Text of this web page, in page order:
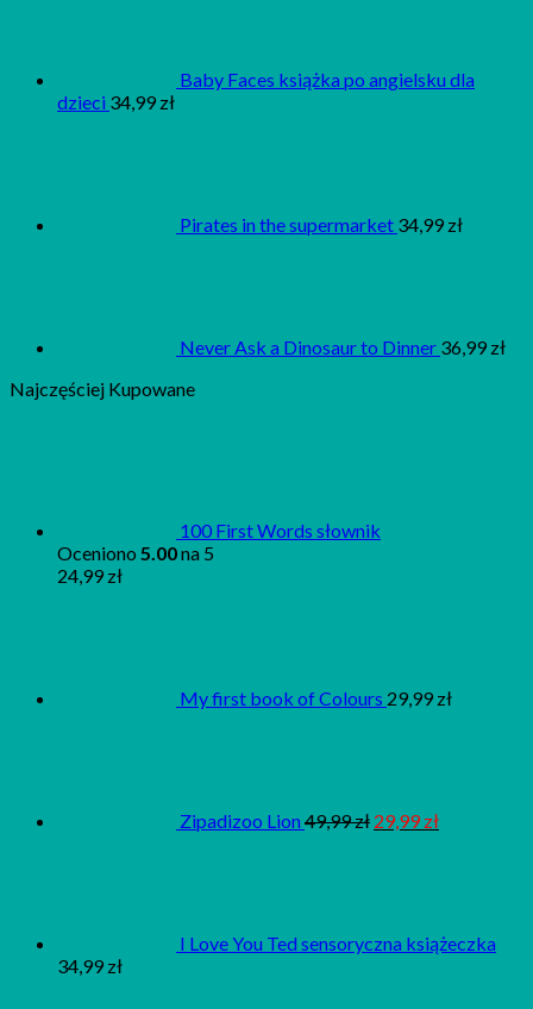
Baby Faces książka po angielsku dla
dzieci 34,99 zł
Pirates in the supermarket 34,99 zł
Never Ask a Dinosaur to Dinner 36,99 zł
Najczęściej Kupowane
100 First Words słownik
Oceniono 5.00na 5
24,99 zł
My first book of Colours 29,99 zł
Zipadizoo Lion49,99zł 29,99zł
I Love You Ted sensoryczna książeczka
34,99 zł